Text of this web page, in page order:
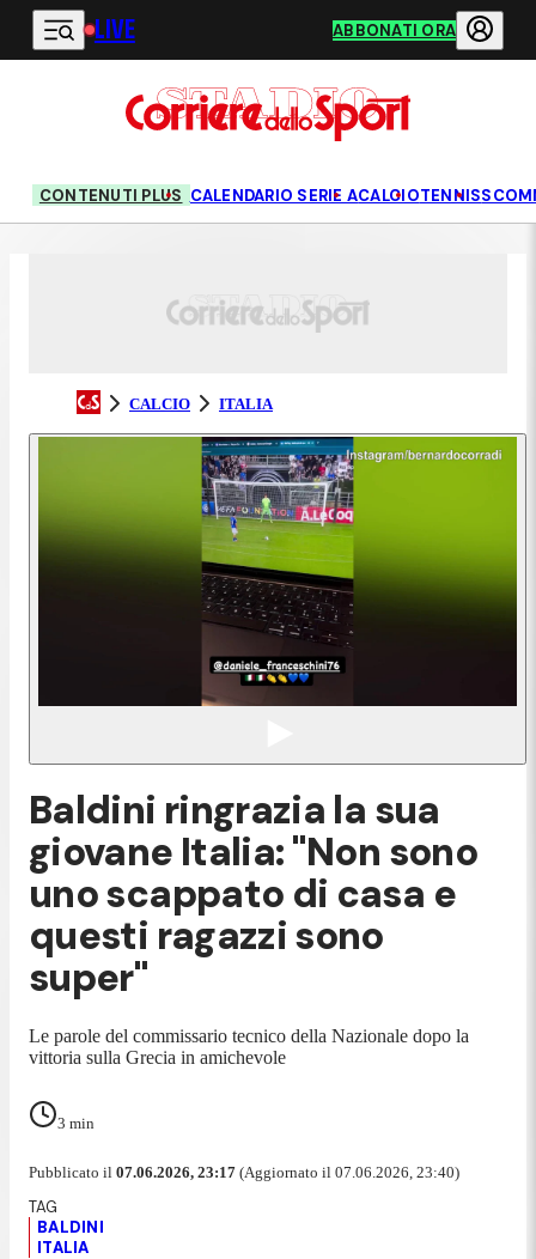
Vai al contenuto principale
LIVE ABBONATI ORA
CONTENUTI PLUS CALENDARIO SERIE ACALCIOTENNIS
CALCIO ITALIA
Baldini ringrazia la sua
giovane Italia: "Non sono
uno scappato di casa e
questi ragazzi sono
super"
Le parole del commissario tecnico della Nazionale dopo la
vittoria sulla Grecia in amichevole
3 min
Pubblicato il 07.06.2026, 23:17 (Aggiornato il 07.06.2026, 23:40)
BALDINI
ITALIA